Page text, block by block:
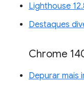
Lighthouse
Destaques
Chrome
Depurar mais